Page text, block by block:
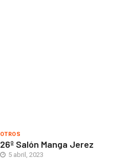
OTROS
26º Salón Manga Jerez
5 abril, 2023